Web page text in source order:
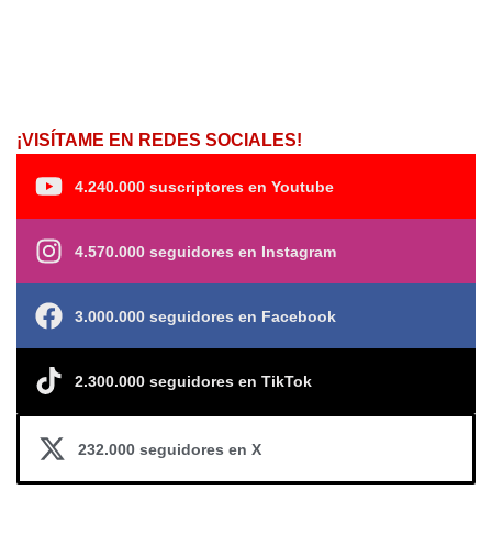
¡VISÍTAME EN REDES SOCIALES!
4.240.000 suscriptores en Youtube
4.570.000 seguidores en Instagram
3.000.000 seguidores en Facebook
2.300.000 seguidores en TikTok
232.000 seguidores en X